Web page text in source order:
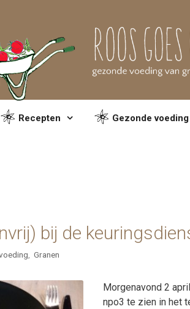
Recepten Gezonde voeding
bij de
, Granen
Morgenavond 2
npo3 te zien in het